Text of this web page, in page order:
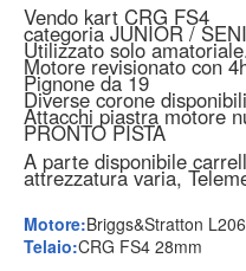
Vendo kart CRG FS4
categoria JUNIOR /
Utilizzato solo
Motore revisionato con
Pignone da 19
Diverse corone disponibili
Attacchi piastra motore
PRONTO PISTA
A parte disponibile
attrezzatura varia,
Motore:Briggs&Stratton L206
Telaio:CRG FS4 28mm